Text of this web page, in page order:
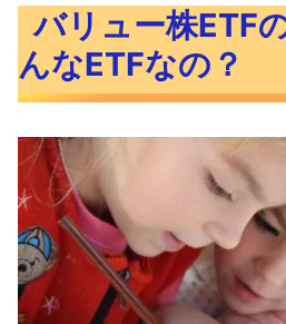
バリュー株ETF
んなETFなの？